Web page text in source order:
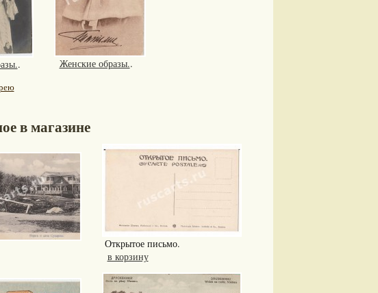
. Женские образы..
в магазине
Открытое письмо.
в корзину